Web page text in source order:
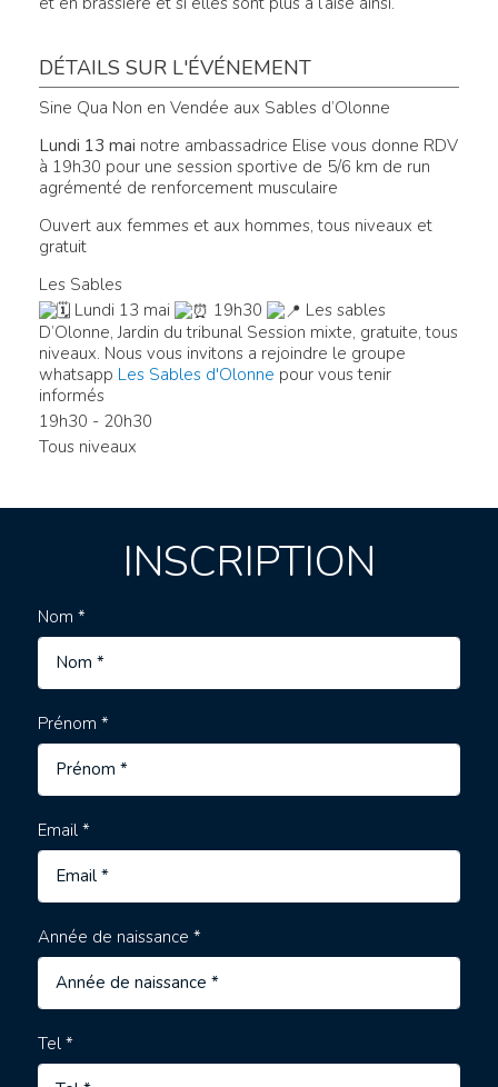
DÉTAILS SUR L'ÉVÉNEMENT
Sine Qua Non en Vendée aux Sables d’Olonne
Lundi 13 mai notre ambassadrice Elise vous donne RDV
à 19h30 pour une session sportive de 5/6 km de run
agrémenté de renforcement musculaire
Ouvert aux femmes et aux hommes, tous niveaux et
gratuit
Les Sables
Lundi 13 mai
19h30
Les sables
D’Olonne, Jardin du tribunal Session mixte, gratuite, tous
niveaux. Nous vous invitons a rejoindre le groupe
whatsapp Les Sables d'Olonne pour vous tenir
informés
19h30 - 20h30
Tous niveaux
INSCRIPTION
Nom *
Prénom *
Email *
Année de naissance *
Tel *